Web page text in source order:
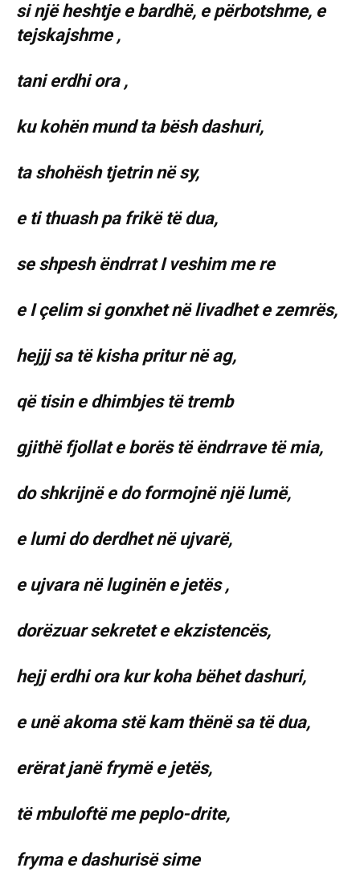
si një heshtje e bardhë, e përbotshme, e
tejskajshme ,
tani erdhi ora ,
ku kohën mund ta bësh dashuri,
ta shohësh tjetrin në sy,
e ti thuash pa frikë të dua,
se shpesh ëndrrat I veshim me re
e I çelim si gonxhet në livadhet e zemrës,
hejjj sa të kisha pritur në ag,
që tisin e dhimbjes të tremb
gjithë fjollat e borës të ëndrrave të mia,
do shkrijnë e do formojnë një lumë,
e lumi do derdhet në ujvarë,
e ujvara në luginën e jetës ,
dorëzuar sekretet e ekzistencës,
hejj erdhi ora kur koha bëhet dashuri,
e unë akoma stë kam thënë sa të dua,
erërat janë frymë e jetës,
të mbuloftë me peplo-drite,
fryma e dashurisë sime